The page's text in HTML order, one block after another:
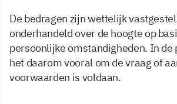
De bedragen zijn wettelijk
onderhandeld over de hoogte op
persoonlijke omstandigheden. In
het daarom vooral om de vraag of
voorwaarden is voldaan.